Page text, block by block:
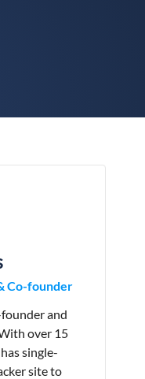
Co-founder
and
over 15
single-
site to